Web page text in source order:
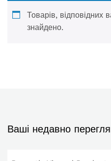
Товарів, відповідних
знайдено.
Ваші недавно